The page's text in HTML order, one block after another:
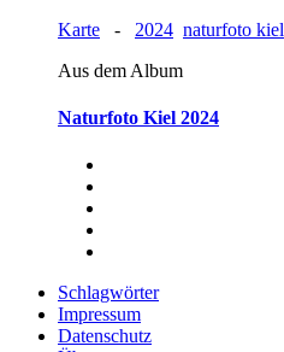
Karte - 2024 naturfoto kiel
Aus dem Album
Naturfoto Kiel 2024
Schlagwörter
Impressum
Datenschutz